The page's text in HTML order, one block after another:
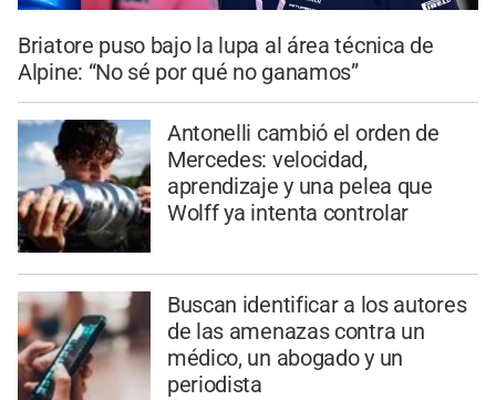
Briatore puso bajo la lupa al área técnica de
Alpine: “No sé por qué no ganamos”
Antonelli cambió el orden de
Mercedes: velocidad,
aprendizaje y una pelea que
Wolff ya intenta controlar
Buscan identificar a los autores
de las amenazas contra un
médico, un abogado y un
periodista